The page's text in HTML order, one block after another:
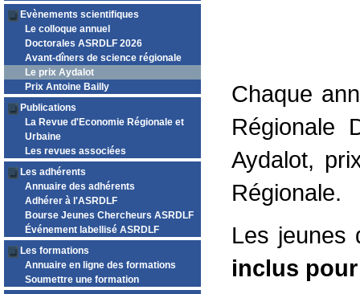
Evènements scientifiques
Le colloque annuel
Doctorales ASRDLF 2026
Avant-dîners de science régionale
Le prix Aydalot
Prix Antoine Bailly
Publications
La Revue d'Economie Régionale et
Urbaine
Les revues associées
Les adhérents
Annuaire des adhérents
Adhérer à l'ASRDLF
Bourse Jeunes Chercheurs ASRDLF
Événement labellisé ASRDLF
Les formations
Annuaire en ligne des formations
Soumettre une formation
Chaque
Régionale
Aydalot,
Régionale.
Les jeunes
inclus